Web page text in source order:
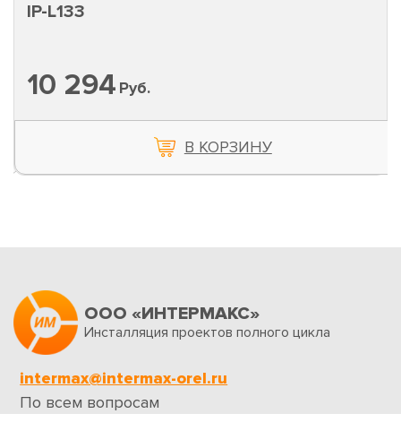
IP-L133
10 294 Руб.
В КОРЗИНУ
ООО «ИНТЕРМАКС»
Инсталляция проектов полного цикла
intermax@intermax-orel.ru
По всем вопросам